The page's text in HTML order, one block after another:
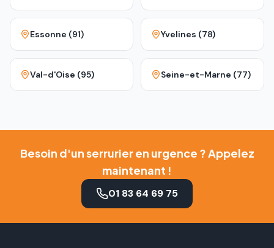
Essonne (91) Yvelines (78)
Val-d'Oise (95) Seine-et-Marne (77)
Besoin d'un serrurier en urgence ? Appelez
maintenant !
01 83 64 69 75